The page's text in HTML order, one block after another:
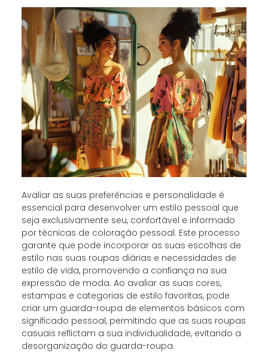
Avaliar as suas preferências e personalidade é
essencial para desenvolver um estilo pessoal que
seja exclusivamente seu, confortável e informado
por técnicas de coloração pessoal. Este processo
garante que pode incorporar as suas escolhas de
estilo nas suas roupas diárias e necessidades de
estilo de vida, promovendo a confiança na sua
expressão de moda. Ao avaliar as suas cores,
estampas e categorias de estilo favoritas, pode
criar um guarda-roupa de elementos básicos com
significado pessoal, permitindo que as suas roupas
casuais reflictam a sua individualidade, evitando a
desorganização do guarda-roupa.